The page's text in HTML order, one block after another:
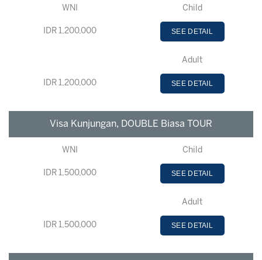
WNI Child
IDR 1,200,000 SEE DETAIL
Adult
IDR 1,200,000 SEE DETAIL
Visa Kunjungan, DOUBLE Biasa TOUR
WNI Child
IDR 1,500,000 SEE DETAIL
Adult
IDR 1,500,000 SEE DETAIL